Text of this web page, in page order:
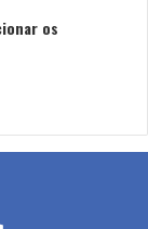
os